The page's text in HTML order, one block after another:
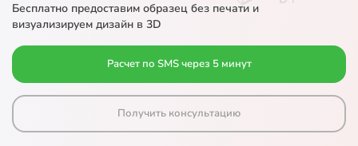
Бесплатно предоставим образец без печати и
визуализируем дизайн в 3D
Расчет по SMS через 5 минут
Получить консультацию